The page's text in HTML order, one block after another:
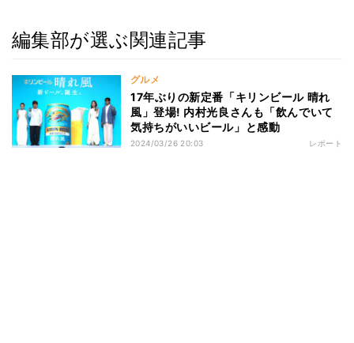
編集部が選ぶ関連記事
グルメ
17年ぶりの新定番「キリンビール 晴れ
風」登場! 内村光良さんも「飲んでいて
気持ちがいいビール」と感動
2024/03/26 20:03 レポート